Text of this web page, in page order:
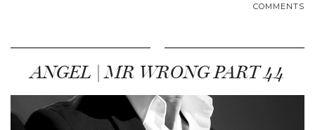
COMMENTS
ANGEL | MR WRONG PART 44